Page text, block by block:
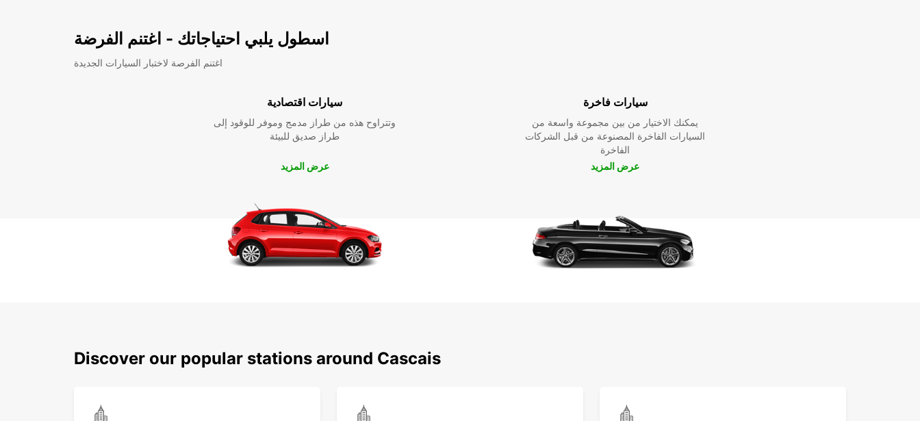
اسطول يلبي احتياجاتك - اغتنم الفرضة
اغتنم الفرصة لاختبار السيارات الجديدة
سيارات اقتصادية
وتتراوح هذه من طراز مدمج وموفر للوقود إلى
طراز صديق للبيئة
عرض المزيد
سيارات فاخرة
يمكنك الاختيار من بين مجموعة واسعة من
السيارات الفاخرة المصنوعة من قبل الشركات
الفاخرة
عرض المزيد
Discover our popular stations around Cascais